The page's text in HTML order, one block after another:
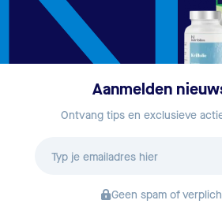
Aanmelden
Ontvang tips en exclusieve
Geen spam of